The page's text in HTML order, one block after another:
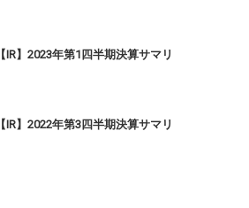
【IR】2023年第1四半期決算サマリ
【IR】2022年第3四半期決算サマリ